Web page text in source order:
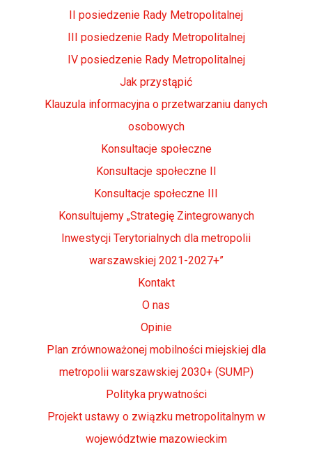
II posiedzenie Rady Metropolitalnej
III posiedzenie Rady Metropolitalnej
IV posiedzenie Rady Metropolitalnej
Jak przystąpić
Klauzula informacyjna o przetwarzaniu danych
osobowych
Konsultacje społeczne
Konsultacje społeczne II
Konsultacje społeczne III
Konsultujemy „Strategię Zintegrowanych
Inwestycji Terytorialnych dla metropolii
warszawskiej 2021-2027+”
Kontakt
O nas
Opinie
Plan zrównoważonej mobilności miejskiej dla
metropolii warszawskiej 2030+ (SUMP)
Polityka prywatności
Projekt ustawy o związku metropolitalnym w
województwie mazowieckim